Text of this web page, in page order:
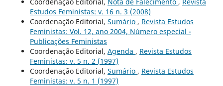
Estudos Feministas: v. 16 n. 3 (2008)
Coordenação Editorial, Sumário , Revista Estudos
Feministas: Vol. 12, ano 2004, Número especial -
Publicações Feministas
Coordenação Editorial, Agenda , Revista Estudos
Feministas: v. 5 n. 2 (1997)
Coordenação Editorial, Sumário , Revista Estudos
Feministas: v. 5 n. 1 (1997)